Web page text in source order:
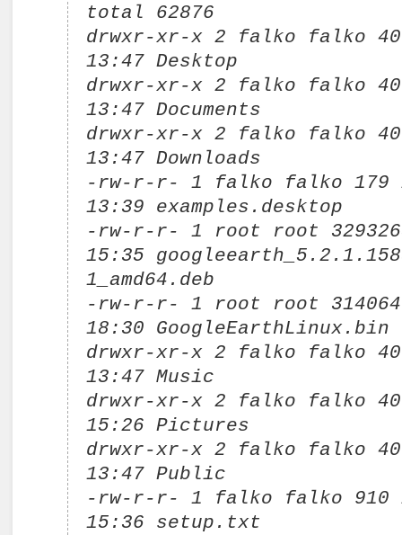
total 62876
drwxr-xr-x 2 falko falko
13:47 Desktop
drwxr-xr-x 2 falko falko
13:47 Documents
drwxr-xr-x 2 falko falko
13:47 Downloads
-rw-r-r- 1 falko falko 179
13:39 examples.desktop
-rw-r-r- 1 root root
15:35
1_amd64.deb
-rw-r-r- 1 root root
18:30 GoogleEarthLinux.bin
drwxr-xr-x 2 falko falko
13:47 Music
drwxr-xr-x 2 falko falko
15:26 Pictures
drwxr-xr-x 2 falko falko
13:47 Public
-rw-r-r- 1 falko falko 910
15:36 setup.txt